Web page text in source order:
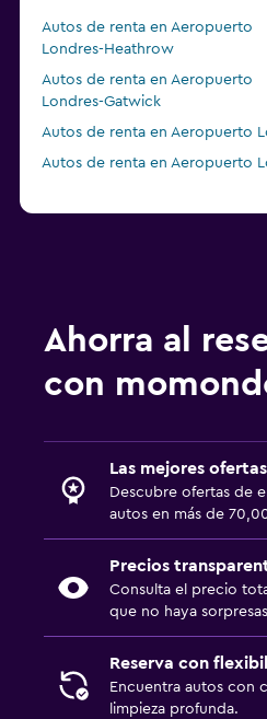
Autos de renta en Aeropuerto
Londres-Heathrow
Autos de renta en Aeropuerto
Londres-Gatwick
Autos de renta en Aeropuerto
Autos de renta en Aeropuerto
Ahorra al
con
Las mejores
Descubre ofertas de
autos en más de
Precios
Consulta el precio
que no haya
Reserva con
Encuentra autos con
limpieza profunda.